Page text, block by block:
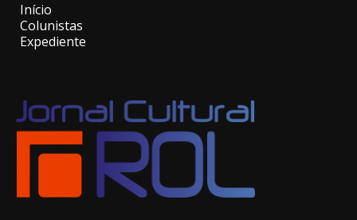
Início
Colunistas
Expediente